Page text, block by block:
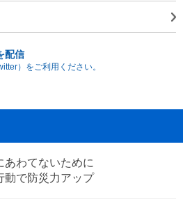
配信
）をご利用ください。
あわてないために
動で防災力アップ